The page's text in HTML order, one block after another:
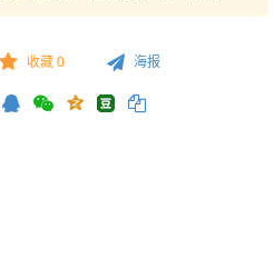
收藏 0 海报